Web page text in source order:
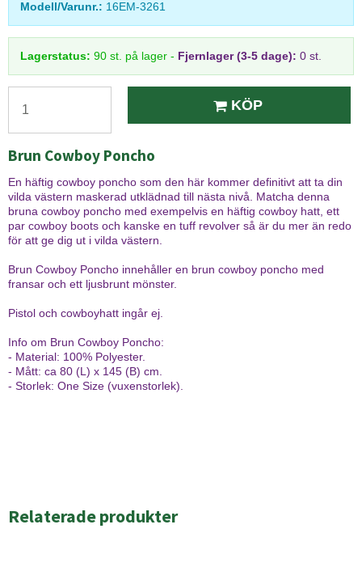
Modell/Varunr.: 16EM-3261
Lagerstatus: 90 st. på lager - Fjernlager (3-5 dage): 0 st.
KÖP
Brun Cowboy Poncho
En häftig cowboy poncho som den här kommer definitivt att ta din
vilda västern maskerad utklädnad till nästa nivå. Matcha denna
bruna cowboy poncho med exempelvis en häftig cowboy hatt, ett
par cowboy boots och kanske en tuff revolver så är du mer än redo
för att ge dig ut i vilda västern.
Brun Cowboy Poncho innehåller en brun cowboy poncho med
fransar och ett ljusbrunt mönster.
Pistol och cowboyhatt ingår ej.
Info om Brun Cowboy Poncho:
- Material: 100% Polyester.
- Mått: ca 80 (L) x 145 (B) cm.
- Storlek: One Size (vuxenstorlek).
Relaterade produkter